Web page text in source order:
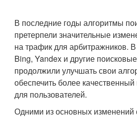
В последние годы алгоритмы
претерпели значительные
на трафик для арбитражников.
Bing, Yandex и другие
продолжили улучшать свои
обеспечить более
для пользователей.
Одними из основных изменений